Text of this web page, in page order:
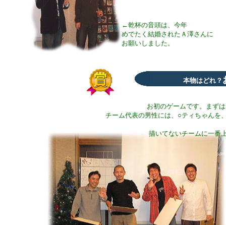
本物はどれ？
お初のゲームです。ま
チーム代表の男性には、○ティちゃんを
描いてないチームに一番
←乾杯の音頭は、今年
めでたく結婚されたＡ澤さんに
お願いしました。